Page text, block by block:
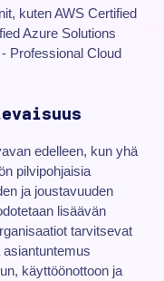
kuten AWS Certified
Azure Solutions
Professional Cloud
edelleen, kun yhä
pilvipohjaisia
ja joustavuuden
lisäävän
tarvitsevat
käyttöönottoon ja